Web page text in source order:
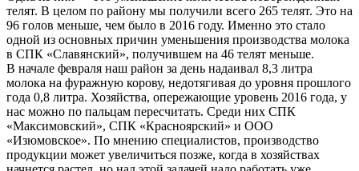
телят. В целом по району мы получили всего 265 телят. Это на
96 голов меньше, чем было в 2016 году. Именно это стало
одной из основных причин уменьшения производства молока
в СПК «Славянский», получившем на 46 телят меньше.
В начале февраля наш район за день надаивал 8,3 литра
молока на фуражную корову, недотягивая до уровня прошлого
года 0,8 литра. Хозяйства, опережающие уровень 2016 года, у
нас можно по пальцам пересчитать. Среди них СПК
«Максимовский», СПК «Красноярский» и ООО
«Изюмовское». По мнению специалистов, производство
продукции может увеличиться позже, когда в хозяйствах